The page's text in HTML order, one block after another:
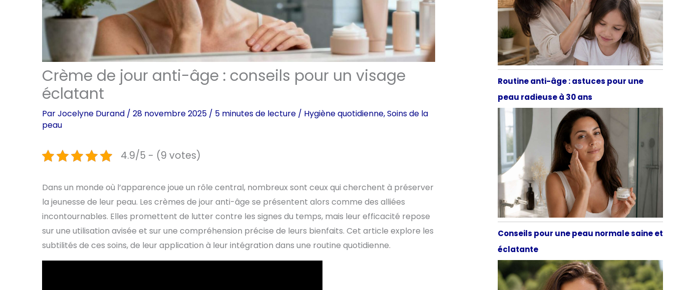
Crème de jour anti-âge : conseils pour un visage
éclatant
ParJocelyne Durand / 28 novembre 2025 / 5 minutes de lecture / Hygiène quotidienne,Soins de la
peau
4.9/5 - (9 votes)
Dans un monde où l’apparence joue un rôle central, nombreux sont ceux qui cherchent à préserver
la jeunesse de leur peau. Les crèmes de jour anti-âge se présentent alors comme des alliées
incontournables. Elles promettent de lutter contre les signes du temps, mais leur efficacité repose
sur une utilisation avisée et sur une compréhension précise de leurs bienfaits. Cet article explore les
subtilités de ces soins, de leur application à leur intégration dans une routine quotidienne.
Routine anti-âge : astuces pour une
peau radieuse à 30 ans
Conseils pour une peau normale saine et
éclatante